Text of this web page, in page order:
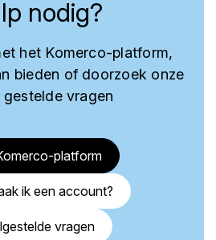
nodig?
het Komerco-platform,
bieden of doorzoek onze
gestelde vragen
platform
ik een account?
vragen